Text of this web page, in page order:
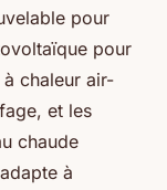
pour
pour
chaleur air-
et les
chaude
à